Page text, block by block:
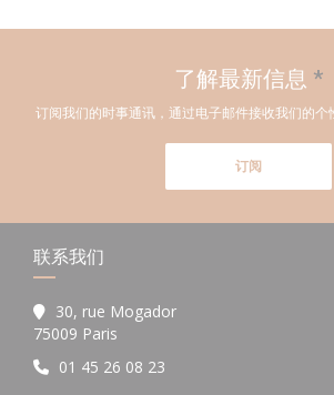
了解最新信息 *
订阅我们的时事通讯，通过电子邮件接收我们的个
订阅
联系我们
30, rue Mogador
75009 Paris
01 45 26 08 23